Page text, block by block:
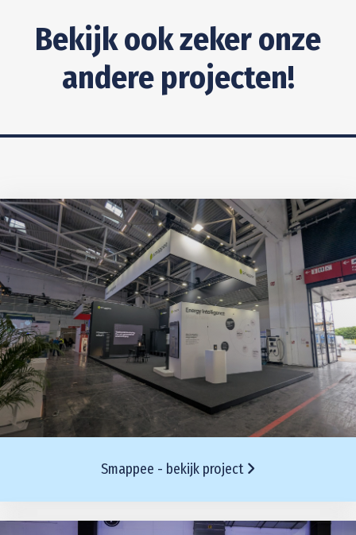
Bekijk ook zeker onze
andere projecten!
Smappee - bekijk project